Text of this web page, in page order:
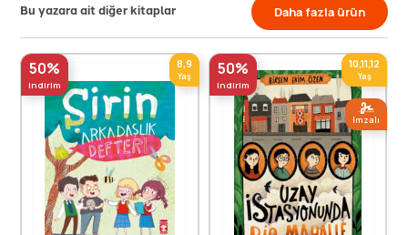
Bu yazara ait diğer kitaplar Daha fazla ürün
50%
indirim
8,9
Yaş 50%
indirim
10,11,12
Yaş
Imzalı